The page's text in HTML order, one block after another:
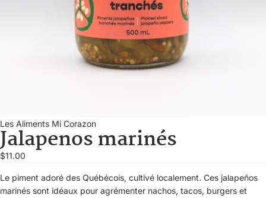
Les Aliments Mi Corazon
Jalapenos marinés
$11.00
Le piment adoré des Québécois, cultivé localement. Ces jalapeños
marinés sont idéaux pour agrémenter nachos, tacos, burgers et